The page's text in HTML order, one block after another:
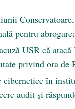
pentru
USR că atacă
privind ora de
cibernetice în
audit și